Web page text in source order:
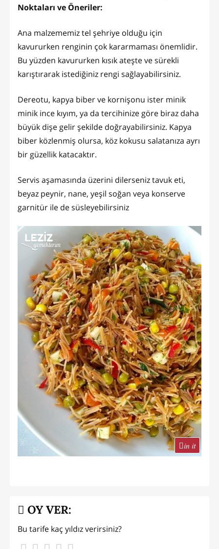
Noktaları ve Öneriler:
Ana malzememiz tel şehriye olduğu için
kavururken renginin çok kararmaması önemlidir.
Bu yüzden kavururken kısık ateşte ve sürekli
karıştırarak istediğiniz rengi sağlayabilirsiniz.
Dereotu, kapya biber ve kornişonu ister minik
minik ince kıyım, ya da tercihinize göre biraz daha
büyük dişe gelir şekilde doğrayabilirsiniz. Kapya
biber közlenmiş olursa, köz kokusu salatanıza ayrı
bir güzellik katacaktır.
Servis aşamasında üzerini dilerseniz tavuk eti,
beyaz peynir, nane, yeşil soğan veya konserve
garnitür ile de süsleyebilirsiniz
in it
OY VER:
Bu tarife kaç yıldız verirsiniz?